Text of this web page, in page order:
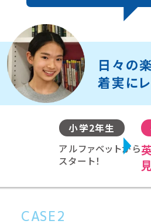
日々の
着実に
小学2年生
アルファベットから
スタート！
CASE2